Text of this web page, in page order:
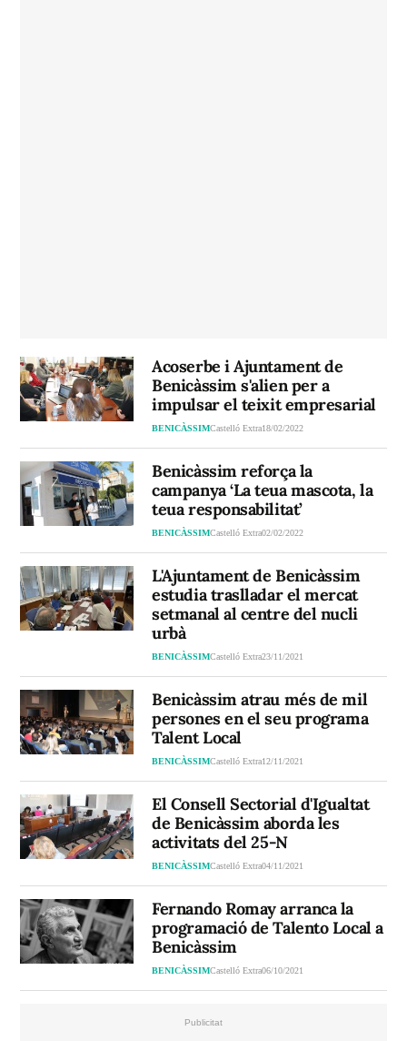
Acoserbe i Ajuntament de
Benicàssim s'alien per a
impulsar el teixit empresarial
BENICÀSSIMCastelló Extra18/02/2022
Benicàssim reforça la
campanya ‘La teua mascota, la
teua responsabilitat’
BENICÀSSIMCastelló Extra02/02/2022
L'Ajuntament de Benicàssim
estudia traslladar el mercat
setmanal al centre del nucli
urbà
BENICÀSSIMCastelló Extra23/11/2021
Benicàssim atrau més de mil
persones en el seu programa
Talent Local
BENICÀSSIMCastelló Extra12/11/2021
El Consell Sectorial d'Igualtat
de Benicàssim aborda les
activitats del 25-N
BENICÀSSIMCastelló Extra04/11/2021
Fernando Romay arranca la
programació de Talento Local a
Benicàssim
BENICÀSSIMCastelló Extra06/10/2021